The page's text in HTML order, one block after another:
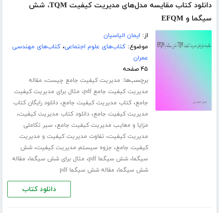
دانلود کتاب مقایسه مدل‌های مدیریت کیفیت TQM، شش
سیگما و EFQM
از: ایمان الیاسیان
موضوع:کتاب‌های علوم اجتماعی،کتاب‌های مهندسی
عمران
۴۵ صفحه
برچسب‌ها: مدیریت کیفیت جامع چیست، مقاله
مدیریت کیفیت جامع pdf
، مثال برای مدیریت کیفیت
جامع،کتاب مدیریت کیفیت جامع،دانلود رایگان کتاب
مدیریت کیفیت جامع،دانلود کتاب مدیریت کیفیت،
مزایا و معایب مدیریت کیفیت جامع، سیر تکاملی
مدیریت کیفیت، تفاوت مدیریت کیفیت و مدیریت
کیفیت جامع، جزوه سیستم مدیریت کیفیت،شش
سیگما،شش سیگما pdf ، مثال برای شش سیگما، مقاله
شش سیگما، مقاله شش سیگما pdf
دانلود کتاب